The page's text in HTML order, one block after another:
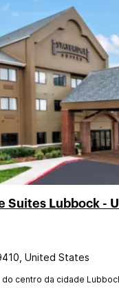
Suites Lubbock -
United States
do centro da cidade